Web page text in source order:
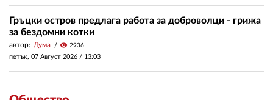
Гръцки остров предлага работа за доброволци - грижа
за бездомни котки
автор: Дума visibility 2936
петък, 07 Август 2026 / 13:03